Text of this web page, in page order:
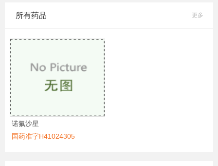
所有药品 更多
诺氟沙星
国药准字H41024305